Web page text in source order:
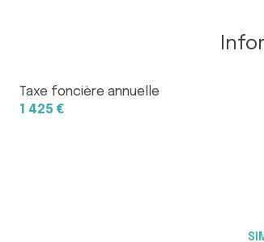
Taxe foncière annuelle
1 425 €